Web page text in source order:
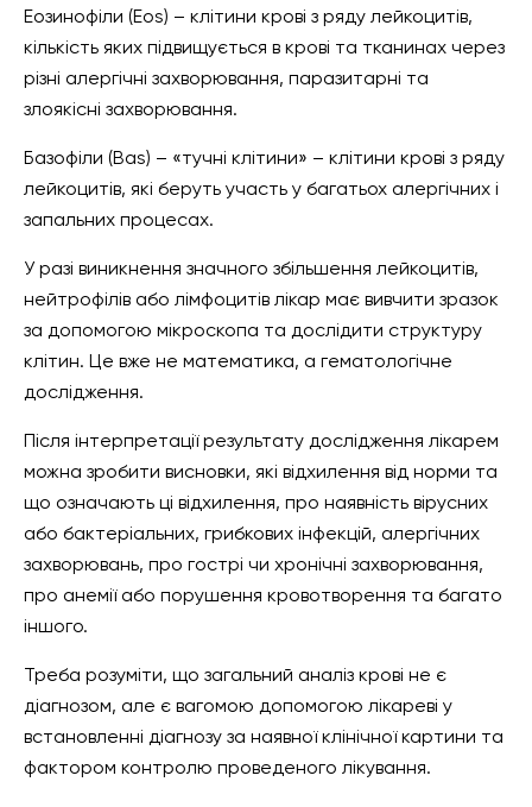
Еозинофіли (Eos) – клітини крові з ряду лейкоцитів,
кількість яких підвищується в крові та тканинах через
різні алергічні захворювання, паразитарні та
злоякісні захворювання.
Базофіли (Bas) – «тучні клітини» – клітини крові з ряду
лейкоцитів, які беруть участь у багатьох алергічних і
запальних процесах.
У разі виникнення значного збільшення лейкоцитів,
нейтрофілів або лімфоцитів лікар має вивчити зразок
за допомогою мікроскопа та дослідити структуру
клітин. Це вже не математика, а гематологічне
дослідження.
Після інтерпретації результату дослідження лікарем
можна зробити висновки, які відхилення від норми та
що означають ці відхилення, про наявність вірусних
або бактеріальних, грибкових інфекцій, алергічних
захворювань, про гострі чи хронічні захворювання,
про анемії або порушення кровотворення та багато
іншого.
Треба розуміти, що загальний аналіз крові не є
діагнозом, але є вагомою допомогою лікареві у
встановленні діагнозу за наявної клінічної картини та
фактором контролю проведеного лікування.